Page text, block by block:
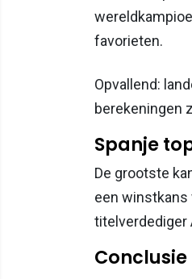
favorieten.
Opvallend:
berekeningen
Spanje
De grootste
een winstkans
titelverdediger
Conclusie